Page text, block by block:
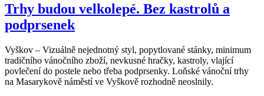
Trhy budou velkolepé. Bez kastrolů a
podprsenek
Vyškov – Vizuálně nejednotný styl, popytlované stánky, minimum
tradičního vánočního zboží, nevkusné hračky, kastroly, vlající
povlečení do postele nebo třeba podprsenky. Loňské vánoční trhy
na Masarykově náměstí ve Vyškově rozhodně neoslnily.